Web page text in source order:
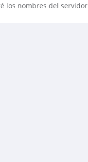
los nombres del servidor